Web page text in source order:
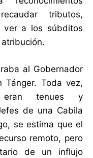
tributos,
ver a los súbditos
al Gobernador
Toda vez,
eran tenues y
de una Cabila
se estima que el
remoto, pero
de un influjo